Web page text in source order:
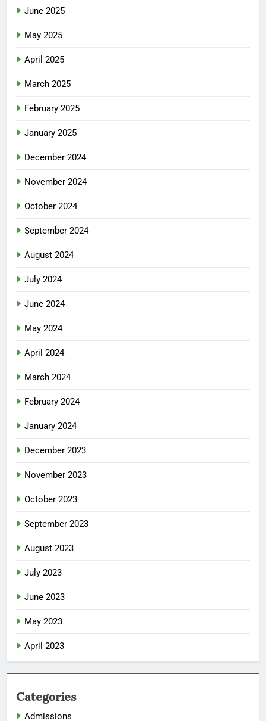
June 2025
May 2025
April 2025
March 2025
February 2025
January 2025
December 2024
November 2024
October 2024
September 2024
August 2024
July 2024
June 2024
May 2024
April 2024
March 2024
February 2024
January 2024
December 2023
November 2023
October 2023
September 2023
August 2023
July 2023
June 2023
May 2023
April 2023
Categories
Admissions